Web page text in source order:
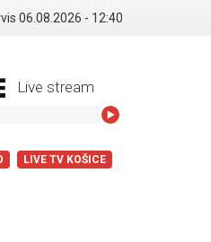
06.08.2026 - 12:40
Live stream
LIVE TV KOŠICE